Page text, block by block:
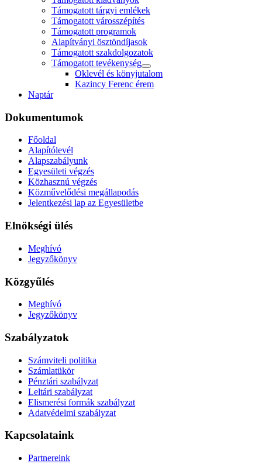
Támogatott tárgyi emlékek
Támogatott városszépítés
Támogatott programok
Alapítványi ösztöndíjasok
Támogatott szakdolgozatok
Támogatott tevékenység
Oklevél és könyjutalom
Kazincy Ferenc érem
Naptár
Dokumentumok
Főoldal
Alapítólevél
Alapszabályunk
Egyesületi végzés
Közhasznú végzés
Közművelődési megállapodás
Jelentkezési lap az Egyesületbe
Elnökségi ülés
Meghívó
Jegyzőkönyv
Közgyűlés
Meghívó
Jegyzőkönyv
Szabályzatok
Számviteli politika
Számlatükör
Pénztári szabályzat
Leltári szabályzat
Elismerési formák szabályzat
Adatvédelmi szabályzat
Kapcsolataink
Partnereink